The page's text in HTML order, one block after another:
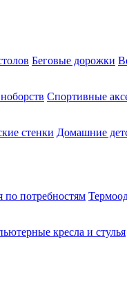
Беговые дорожки
Спортивные
стенки Домашние
по потребностям
кресла и стулья